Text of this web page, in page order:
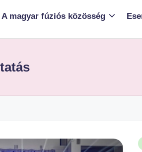
A magyar fúziós közösség